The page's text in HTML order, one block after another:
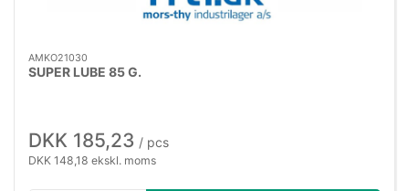
AMKO21030
SUPER LUBE 85 G.
DKK 185,23 / pcs
DKK 148,18 ekskl. moms